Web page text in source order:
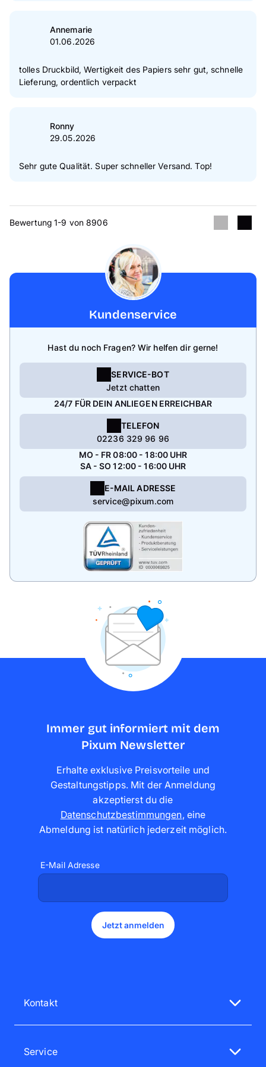
Annemarie
01.06.2026
tolles Druckbild, Wertigkeit des Papiers sehr gut, schnelle
Lieferung, ordentlich verpackt
Ronny
29.05.2026
Sehr gute Qualität. Super schneller Versand. Top!
Bewertung 1-9 von 8906
Kundenservice
Hast du noch Fragen? Wir helfen dir gerne!
SERVICE-BOT
Jetzt chatten
24/7 FÜR DEIN ANLIEGEN ERREICHBAR
TELEFON
02236 329 96 96
MO - FR 08:00 - 18:00 UHR
SA - SO 12:00 - 16:00 UHR
E-MAIL ADRESSE
service@pixum.com
Immer gut informiert mit dem
Pixum Newsletter
Erhalte exklusive Preisvorteile und
Gestaltungstipps. Mit der Anmeldung
akzeptierst du die
Datenschutzbestimmungen, eine
Abmeldung ist natürlich jederzeit möglich.
E-Mail Adresse
Jetzt anmelden
Kontakt
Unsere Service-Mitarbeiter sind gerne für dich da
Sa - So 12:00 - 16:00 Uhr
Service